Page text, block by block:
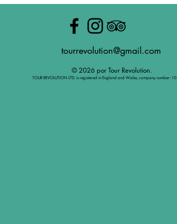
tourrevolution@gmail.com
© 2026 por Tour Revolution.
TOUR REVOLUTION LTD. is registered in England and Wales, company number: